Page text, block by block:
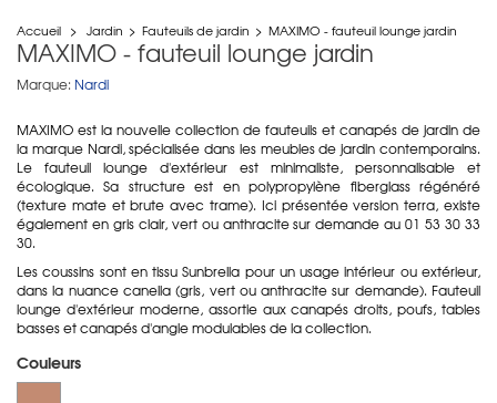
Accueil > Jardin > Fauteuils de jardin > MAXIMO - fauteuil lounge jardin
MAXIMO - fauteuil lounge jardin
Marque: Nardi
MAXIMO est la nouvelle collection de fauteuils et canapés de jardin de
la marque Nardi, spécialisée dans les meubles de jardin contemporains.
Le fauteuil lounge d'extérieur est minimaliste, personnalisable et
écologique. Sa structure est enpolypropylène fiberglass régénéré
(texture mate et brute avec trame). Ici présentée version terra, existe
également en gris clair, vert ou anthracite sur demande au 01 53 30 33
30.
Les coussins sont en tissu Sunbrella pour un usage intérieur ou extérieur,
dans la nuance canella (gris, vert ou anthracite sur demande). Fauteuil
lounge d'extérieur moderne, assortie aux canapés droits, poufs, tables
basses et canapés d'angle modulables de la collection.
Couleurs